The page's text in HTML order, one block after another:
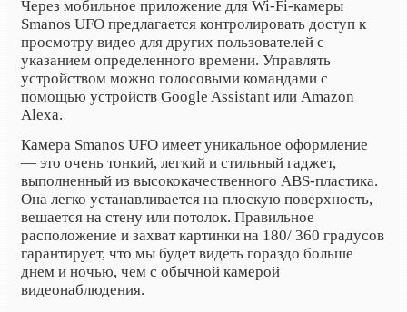
Через мобильное приложение для Wi-Fi-камеры
Smanos UFO предлагается контролировать доступ к
просмотру видео для других пользователей с
указанием определенного времени. Управлять
устройством можно голосовыми командами с
помощью устройств Google Assistant или Amazon
Alexa.
Камера Smanos UFO имеет уникальное оформление
— это очень тонкий, легкий и стильный гаджет,
выполненный из высококачественного ABS-пластика.
Она легко устанавливается на плоскую поверхность,
вешается на стену или потолок. Правильное
расположение и захват картинки на 180/ 360 градусов
гарантирует, что мы будет видеть гораздо больше
днем и ночью, чем с обычной камерой
видеонаблюдения.